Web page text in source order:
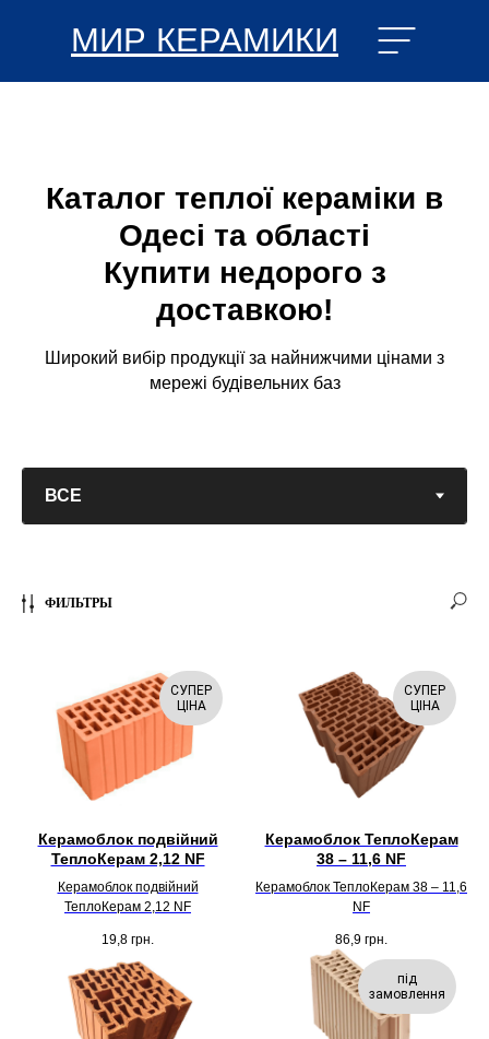
МИР КЕРАМИКИ
Каталог теплої кераміки в
Одесі та області
Купити недорого з
доставкою!
Широкий вибір продукції за найнижчими цінами з
мережі будівельних баз
ФИЛЬТРЫ
СУПЕР
ЦІНА
Керамоблок подвійний
ТеплоКерам 2,12 NF
Керамоблок подвійний
ТеплоКерам 2,12 NF
19,8 грн.
СУПЕР
ЦІНА
Керамоблок ТеплоКерам
38 – 11,6 NF
Керамоблок ТеплоКерам 38 – 11,6
NF
86,9 грн.
під
замовлення